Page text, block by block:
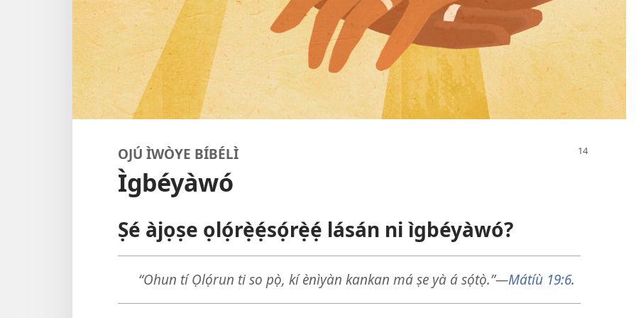
OJÚ ÌWÒYE BÍBÉLÌ
Ìgbéyàwó
Ṣé àjọṣe ọlọ́rẹ̀ẹ́sọ́rẹ̀ẹ́ lásán ni ìgbéyàwó?
“Ohun tí Ọlọ́run ti so pọ̀, kí ènìyàn kankan má ṣe yà á sọ́tọ̀.”—Mátíù 19:6.